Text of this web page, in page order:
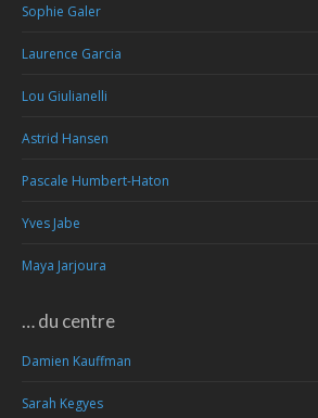
Sophie Galer
Laurence Garcia
Lou Giulianelli
Astrid Hansen
Pascale Humbert-Haton
Yves Jabe
Maya Jarjoura
… du centre
Damien Kauffman
Sarah Kegyes